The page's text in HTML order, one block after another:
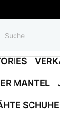
MANTEL
SCHUHE